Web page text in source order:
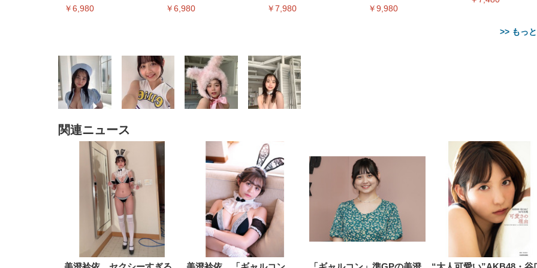
￥6,980 ￥6,980 ￥7,980 ￥9,980
>> もっ
[EdoErgo] オフィスチェア 椅
子 テレワーク 疲れない 跳ね
上げ式アームレスト コンパク
ト 約105度ロッキング pc 事務
椅子 360度回転 座面昇降 強化
ナイロン樹脂ベース 通気性メ
ッシュ 在宅ワーク H-
WY01(黒網+黒枠+黒足)
￥5,699
SIHOO B100 オフィスチェア
／デスクチェア メッシュチェ
ア 人間工学 疲れない ブラッ
Sezlife オフィスチェア デスク
チェア 疲れない テレワーク
チェア 強化バックレスト 30
度ロッキング機能 人間工学 椅
子 腰サポート 90度跳ね上げ
式アームレスト 3Dヘッドレス
ト ハンガー付き 高反発クッシ
ョン PCチェア 通気性メッシ
ュ ゲーミング/勉強/事務用 お
しゃれ パソコンチェア (ブラ
ック)
￥7,680
チェア 疲れない テレワーク
チェア 強化バックレスト 30度
ロッキング機能 人間工学 椅子
腰サポート 90度跳ね上げ式ア
ームレスト 3Dヘッドレスト
ハンガー付き 高反発クッショ
ン PCチェア 通気性メッシュ
ゲーミング/勉強/事務用 おし
ゃれ パソコンチェア (ホワイ
ト)
￥7,680
ANDWINT オフィスチ
ア デスクチェア 肘な
ッシュ 通気性 ランバ
ポート付き 腰サポート
ス圧無段階昇降 360度
転 キャスター付き コ
クト 幅52×奥行58.5×高
84～96cm テレワーク
宅勤務 ブラック
￥4,139
EIZO ビジネス向けプレミア
ムモニター | FlexScan
EV3240X-WT | 31.5型4K
UHD・USB Type-C・ホワイ
￥105,595
EIZO ビジネス向けプレミア
ムモニター | FlexScan
EV2740X-WT | 27.0型4K
UHD・USB Type-C・ホワイ
【純正品】27"ゲーミングモ
ニター DualSense 充電フッ
ク付き（CFI-ZDM1J）
￥49,979
ニター フル
HD（1920×1080）VA 非光
沢 HDMI/DisplayPort/VGA
スピーカー内蔵 高さ調整 ス
イベル VESA対応
ComfortView ビジネス向け
￥15,800
【MiniLED/24.5inch/280Hz/
GRAPHT THE SHOOTER
Gaming Monitor 24” Essential
ーミングモニター QD 24.5イ
1ms FHD 量子ドット 残像低減
年保証 | 輝点保証 | 日本メーカ
￥34,980
Amazonベーシック ペットシ
ーツ 薄型 レギュラー 1回使い
捨て 無香料 ホワイト 300枚
￥3,373
Amazonベーシック ペットシ
ーツ 厚型 ワイド 42枚x2袋(84
枚) ホワイト(吸収面:ライトブ
ネオ・ルーライフ ネオ・オム
ツ L 中型犬用 26枚入り 単品
￥1,800
ック) 【Amazon.co.jp限定】
Smart Basic アイリスオーヤマ
ペットシーツ 超厚型 お徳用
ワイド 100枚入 (x 1) (ケース
販売)
￥3,670
アイリスオーヤマ ペッ
シーツ 超厚型 お徳用
ュラー 200枚入
【Amazon.co.jp限定】
￥3,731
関連ニュース